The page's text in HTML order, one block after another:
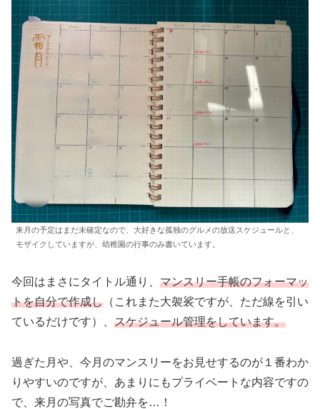
来月の予定はまだ未確定なので、大好きな孤独のグルメの放送スケジュールと、
モザイクしていますが、幼稚園の行事のみ書いています。
今回はまさにタイトル通り、 マンスリー手帳のフォーマッ
トを自分で作成し （これまた大袈裟ですが、ただ線を引い
ているだけです）、 スケジュール管理をしています。
過ぎた月や、今月のマンスリーをお見せするのが１番わか
りやすいのですが、あまりにもプライベートな内容ですの
で、来月の写真でご勘弁を…！